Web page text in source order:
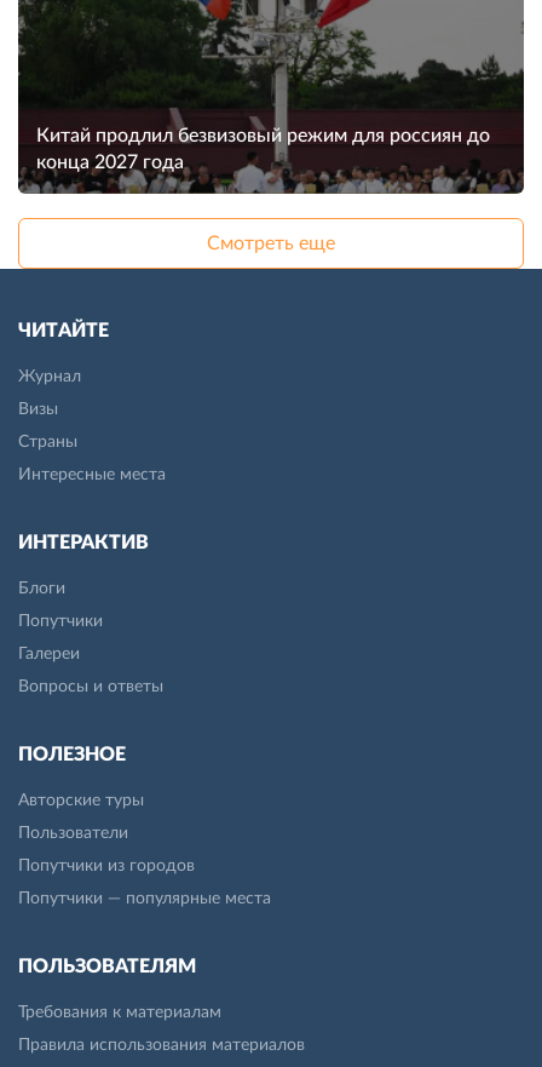
Китай продлил безвизовый режим для россиян до
конца 2027 года
Смотреть еще
ЧИТАЙТЕ
Журнал
Визы
Страны
Интересные места
ИНТЕРАКТИВ
Блоги
Попутчики
Галереи
Вопросы и ответы
ПОЛЕЗНОЕ
Авторские туры
Пользователи
Попутчики из городов
Попутчики — популярные места
ПОЛЬЗОВАТЕЛЯМ
Требования к материалам
Правила использования материалов